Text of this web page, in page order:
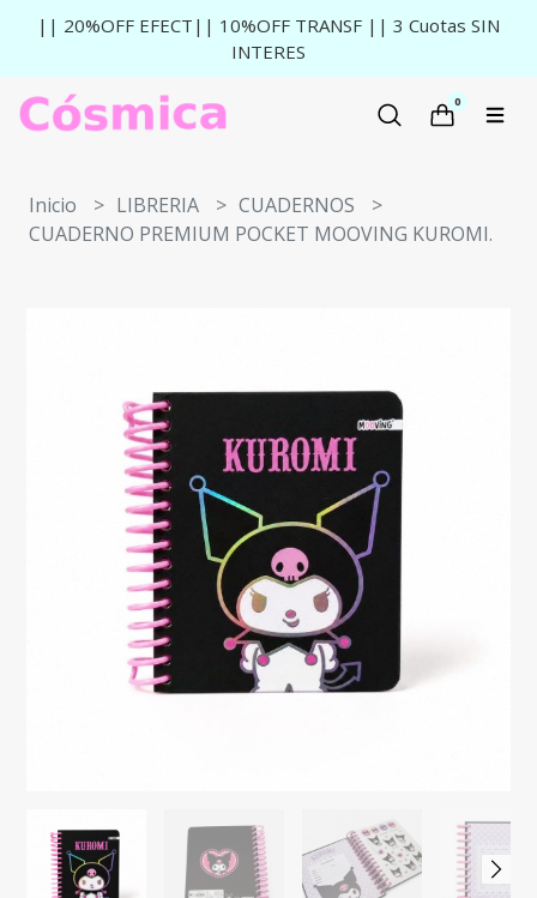
|| 20%OFF EFECT|| 10%OFF TRANSF || 3 Cuotas SIN
INTERES
0
Inicio LIBRERIA
CUADERNOS
CUADERNO PREMIUM POCKET MOOVING KUROMI.